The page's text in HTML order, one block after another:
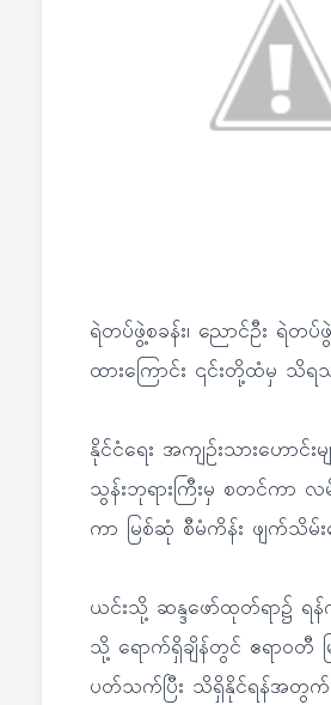
ရဲတပ်ဖွဲ့စခန်း၊ ညောင်ဦး ရဲတပ်
ထားကြောင်း ၎င်းတို့ထံမှ သိ
နိုင်ငံရေး အကျဉ်းသားဟော
သွန်းဘုရားကြီးမှ စတင်ကာ လ
ကာ မြစ်ဆုံ စီမံကိန်း ဖျက်သိမ်
ယင်းသို့ ဆန္ဒဖော်ထုတ်ရာ၌ ရန်
သို့ ရောက်ရှိချိန်တွင် ဧရာဝတီ မ
ပတ်သက်ပြီး သိရှိနိုင်ရန်အတွက်